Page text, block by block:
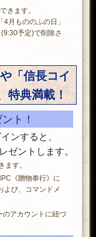
きます。
月もののふの日」
予定)で削除さ
「信長コイ
特典満載！
ト！
ンすると、
ゼントします。
ます。
《贈物奉行》に
よび、コマンドメ
アカウントに紐づ